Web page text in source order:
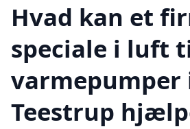
Hvad kan et
speciale i luft
varmepumper
Teestrup